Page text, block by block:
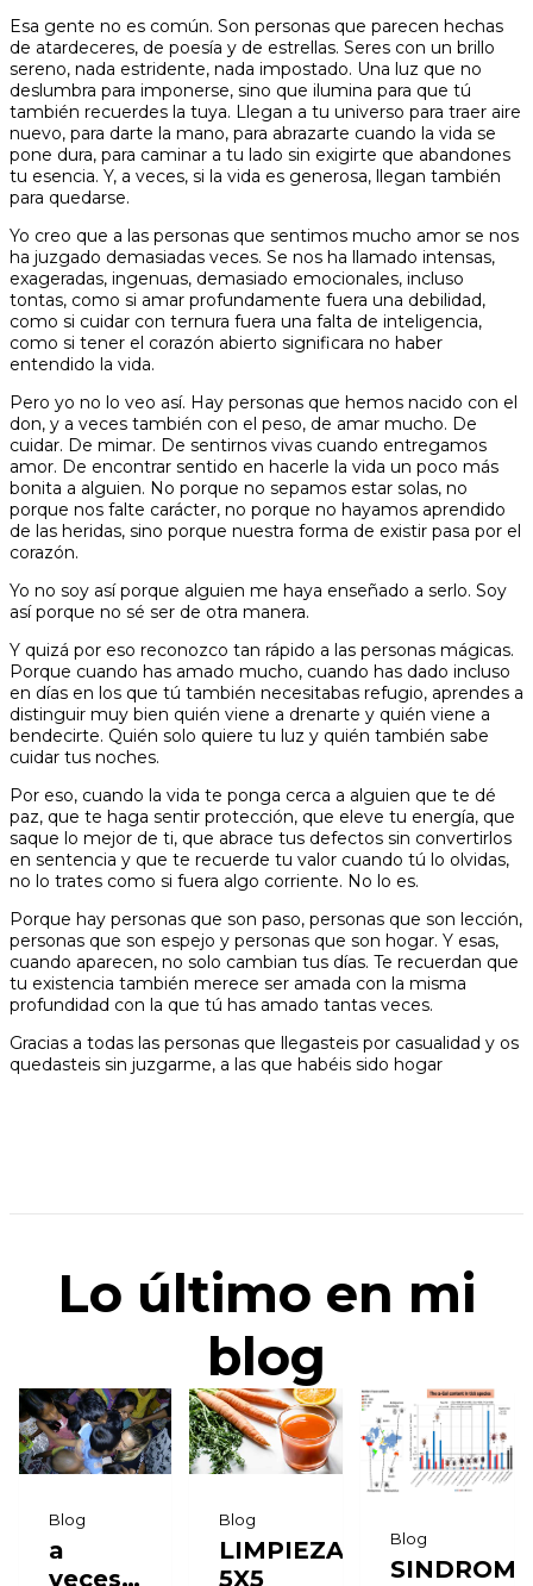
Esa gente no es común. Son personas que parecen hechas
de atardeceres, de poesía y de estrellas. Seres con un brillo
sereno, nada estridente, nada impostado. Una luz que no
deslumbra para imponerse, sino que ilumina para que tú
también recuerdes la tuya. Llegan a tu universo para traer aire
nuevo, para darte la mano, para abrazarte cuando la vida se
pone dura, para caminar a tu lado sin exigirte que abandones
tu esencia. Y, a veces, si la vida es generosa, llegan también
para quedarse.
Yo creo que a las personas que sentimos mucho amor se nos
ha juzgado demasiadas veces. Se nos ha llamado intensas,
exageradas, ingenuas, demasiado emocionales, incluso
tontas, como si amar profundamente fuera una debilidad,
como si cuidar con ternura fuera una falta de inteligencia,
como si tener el corazón abierto significara no haber
entendido la vida.
Pero yo no lo veo así. Hay personas que hemos nacido con el
don, y a veces también con el peso, de amar mucho. De
cuidar. De mimar. De sentirnos vivas cuando entregamos
amor. De encontrar sentido en hacerle la vida un poco más
bonita a alguien. No porque no sepamos estar solas, no
porque nos falte carácter, no porque no hayamos aprendido
de las heridas, sino porque nuestra forma de existir pasa por el
corazón.
Yo no soy así porque alguien me haya enseñado a serlo. Soy
así porque no sé ser de otra manera.
Y quizá por eso reconozco tan rápido a las personas mágicas.
Porque cuando has amado mucho, cuando has dado incluso
en días en los que tú también necesitabas refugio, aprendes a
distinguir muy bien quién viene a drenarte y quién viene a
bendecirte. Quién solo quiere tu luz y quién también sabe
cuidar tus noches.
Por eso, cuando la vida te ponga cerca a alguien que te dé
paz, que te haga sentir protección, que eleve tu energía, que
saque lo mejor de ti, que abrace tus defectos sin convertirlos
en sentencia y que te recuerde tu valor cuando tú lo olvidas,
no lo trates como si fuera algo corriente. No lo es.
Porque hay personas que son paso, personas que son lección,
personas que son espejo y personas que son hogar. Y esas,
cuando aparecen, no solo cambian tus días. Te recuerdan que
tu existencia también merece ser amada con la misma
profundidad con la que tú has amado tantas veces.
Gracias a todas las personas que llegasteis por casualidad y os
quedasteis sin juzgarme, a las que habéis sido hogar
Lo último en mi
blog
Blog
a
veces…
Blog
LIMPIEZA
5X5
Blog
SINDROME